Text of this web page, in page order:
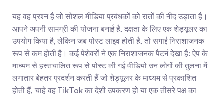
यह वह प्रश्न है जो सोशल मीडिया प्रबंधकों को रातों की नींद उड़ाता है।
आपने अपनी सामग्री की योजना बनाई है, दक्षता के लिए एक शेड्यूलर का
उपयोग किया है, लेकिन जब पोस्ट लाइव होती है, तो सगाई निराशाजनक
रूप से कम होती है। कई पेशेवरों ने एक निराशाजनक पैटर्न देखा है: ऐप के
माध्यम से हस्तचालित रूप से पोस्ट की गई वीडियो उन लोगों की तुलना में
लगातार बेहतर प्रदर्शन करती हैं जो शेड्यूलर के माध्यम से प्रकाशित
होती हैं, चाहे वह TikTok का देशी उपकरण हो या एक तीसरे पक्ष का